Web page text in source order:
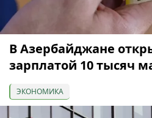
В Азербайджане
зарплатой 10 тысяч
ЭКОНОМИКА